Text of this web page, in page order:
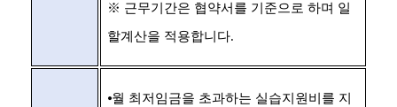
※ 근무기간은 협약서를 기준으로 하며 일
할계산을 적용합니다.
⦁월 최저임금을 초과하는 실습지원비를 지